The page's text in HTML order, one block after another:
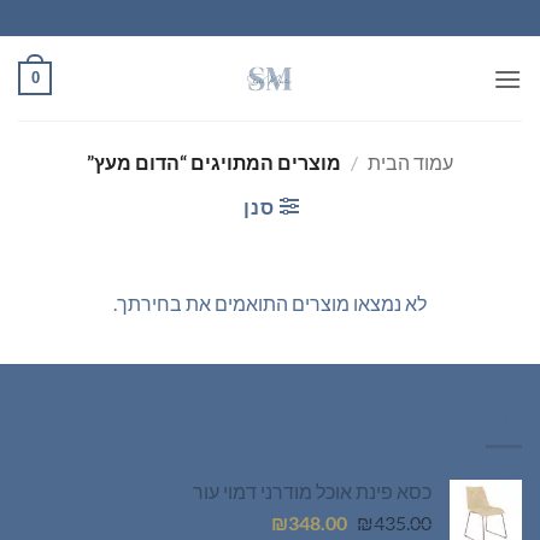
to
content
0
עמוד הבית / מוצרים המתויגים “הדום מעץ”
סנן
לא נמצאו מוצרים התואמים את בחירתך.
כסא פינת אוכל מודרני דמוי עור
₪435.00
המחיר ₪348.00
המחיר